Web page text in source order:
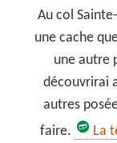
Au col
une cache
une autre
découvrirai
autres
faire.
La